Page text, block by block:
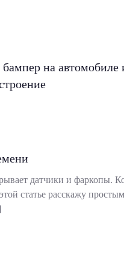
на автомобиле
датчики и фаркопы.
статье расскажу